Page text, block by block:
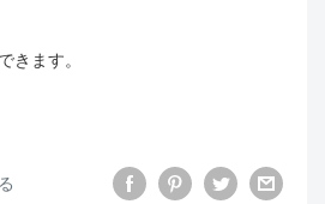
きます。